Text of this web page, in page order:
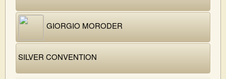
GIORGIO MORODER
SILVER CONVENTION